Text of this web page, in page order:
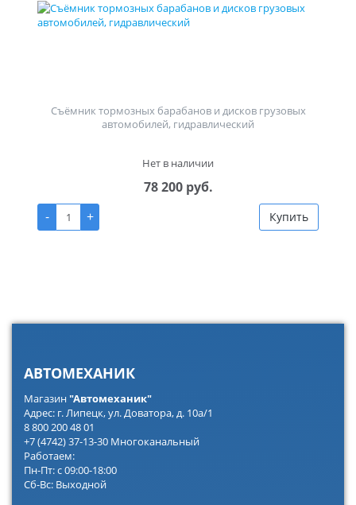
Съёмник тормозных барабанов и дисков грузовых
автомобилей, гидравлический
Нет в наличии
78 200 руб.
-
+ Купить
АВТОМЕХАНИК
Магазин"Автомеханик"
Адрес: г. Липецк, ул. Доватора, д. 10а/1
8 800 200 48 01
+7 (4742) 37-13-30 Многоканальный
Работаем:
Пн-Пт: с 09:00-18:00
Сб-Вс: Выходной